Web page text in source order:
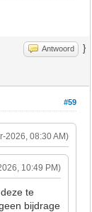
Antwoord }
#59
2026, 08:30 AM)
10:49 PM)
te
bijdrage